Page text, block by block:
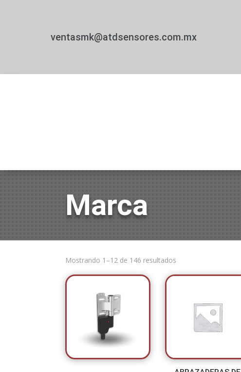
ventasmk@atdsensores.com.mx
Marca
Mostrando 1–12 de 146 resultados